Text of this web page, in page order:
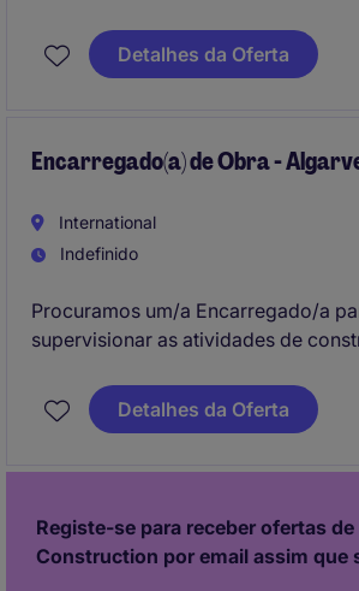
Detalhes da Oferta
Encarregado(a) de Obra -
International
Indefinido
Procuramos um/a Encarregado/a
supervisionar as atividades de
execução eficiente dos projetos de
região do Algarve.
Detalhes da Oferta
Registe-se para receber ofertas de
Construction por email assim que